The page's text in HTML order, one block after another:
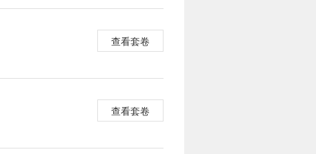
查看套卷
查看套卷